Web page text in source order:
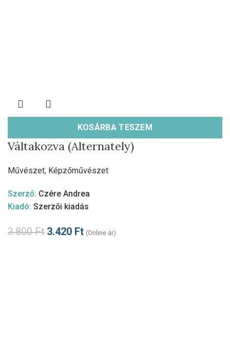
KOSÁRBA TESZEM
Váltakozva (Alternately)
Művészet, Képzőművészet
Szerző: Czére Andrea
Kiadó: Szerzői kiadás
3.800Ft 3.420 Ft (Online ár)